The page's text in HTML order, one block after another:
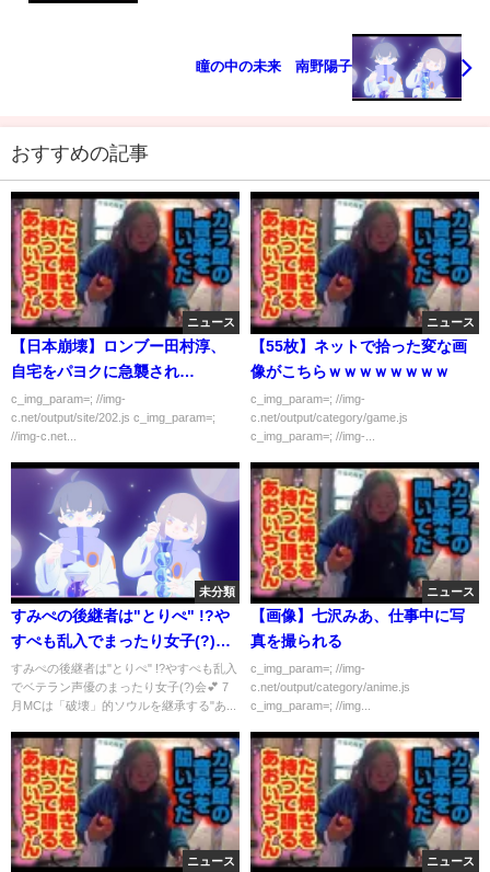
瞳の中の未来 南野陽子
おすすめの記事
ニュース
【日本崩壊】ロンブー田村淳、
自宅をパヨクに急襲され
る・・・
c_img_param=; //img-
c.net/output/site/202.js c_img_param=;
//img-c.net...
ニュース
【55枚】ネットで拾った変な画
像がこちらｗｗｗｗｗｗｗｗ
c_img_param=; //img-
c.net/output/category/game.js
c_img_param=; //img-...
未分類
すみぺの後継者は"とりぺ" !?や
すぺも乱入でまったり女子(?)会
💕 & 7月MCは破壊的なあの人！
声優と夜あそび2022【火：たか
はし智秋×鳥海浩輔×安元洋貴】
#11 毎週月曜〜金曜よる10時
すみぺの後継者は"とりぺ" !?やすぺも乱入
でベテラン声優のまったり女子(?)会💕 7
月MCは「破壊」的ソウルを継承する"あ...
ニュース
【画像】七沢みあ、仕事中に写
真を撮られる
c_img_param=; //img-
c.net/output/category/anime.js
c_img_param=; //img...
ニュース ニュース